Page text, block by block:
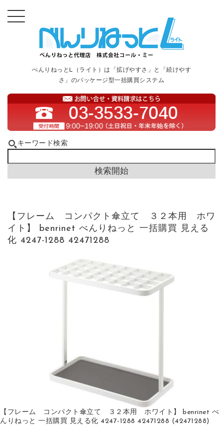
べんりねっとL（ライト）は「拡げやすさ」と「続けやす
さ」のパッケージ型一括購買システム
キーワード検索
【フレーム コンパクト傘立て ３２本用 ホワ
イト】 benrinet べんりねっと 一括購買 見える
化 4247-1288 42471288
【フレーム コンパクト傘立て ３２本用 ホワイト】 benrinet べ
んりねっと 一括購買 見える化 4247-1288 42471288 (42471288)